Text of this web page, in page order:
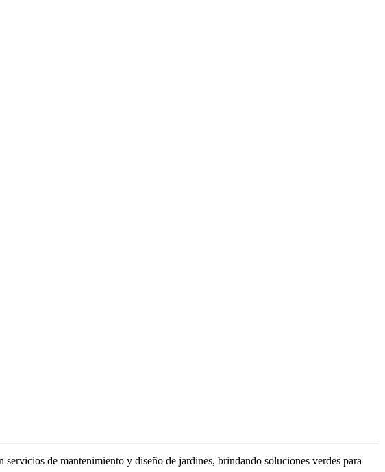
de mantenimiento y diseño de jardines, brindando soluciones verdes para